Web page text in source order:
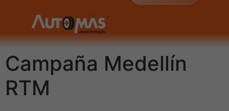
Campaña Medellín
RTM